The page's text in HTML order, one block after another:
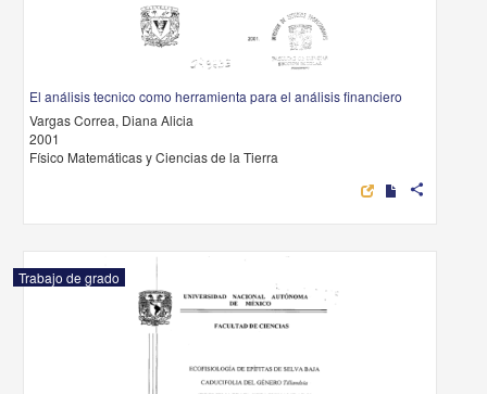
El análisis tecnico como herramienta para el análisis financiero
Vargas Correa, Diana Alicia
2001
Físico Matemáticas y Ciencias de la Tierra
share
Trabajo de grado